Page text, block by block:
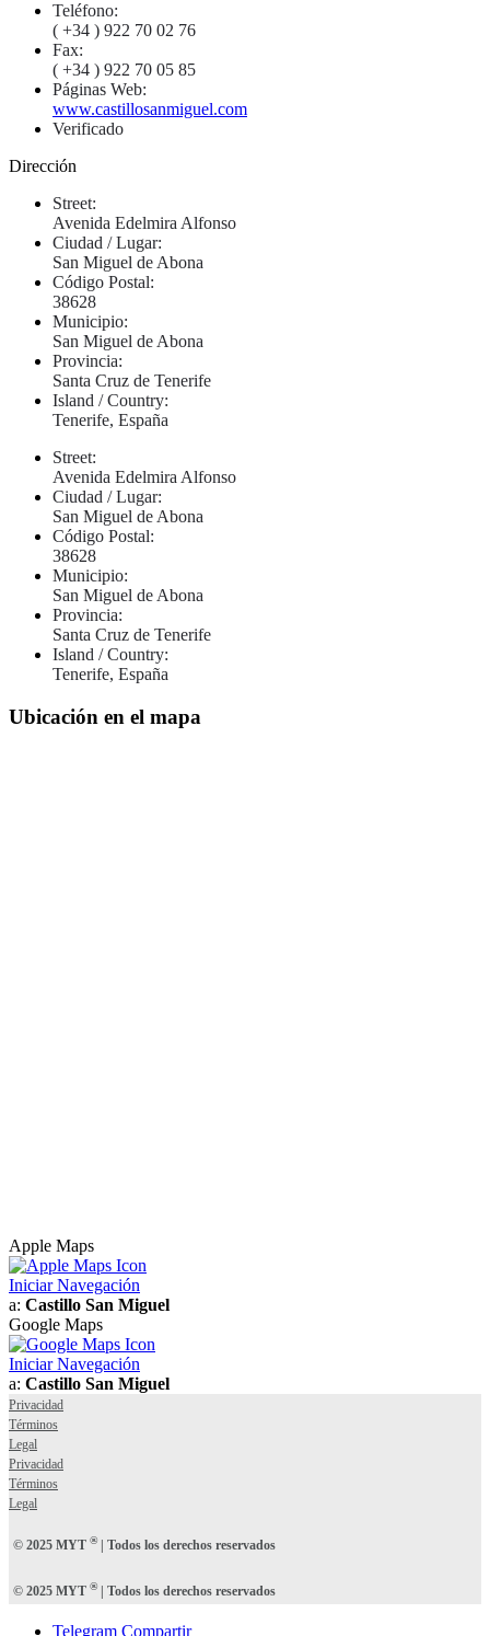
Teléfono:
( +34 ) 922 70 02 76
Fax:
( +34 ) 922 70 05 85
Páginas Web:
www.castillosanmiguel.com
Verificado
Dirección
Street:
Avenida Edelmira Alfonso
Ciudad / Lugar:
San Miguel de Abona
Código Postal:
38628
Municipio:
San Miguel de Abona
Provincia:
Santa Cruz de Tenerife
Island / Country:
Tenerife, España
Street:
Avenida Edelmira Alfonso
Ciudad / Lugar:
San Miguel de Abona
Código Postal:
38628
Municipio:
San Miguel de Abona
Provincia:
Santa Cruz de Tenerife
Island / Country:
Tenerife, España
Ubicación en el mapa
Apple Maps
Iniciar Navegación
a: Castillo San Miguel
Google Maps
Iniciar Navegación
a: Castillo San Miguel
Privacidad
Términos
Legal
Privacidad
Términos
Legal
© 2025 MYT ®| Todos los derechos reservados
© 2025 MYT ®| Todos los derechos reservados
Telegram Compartir